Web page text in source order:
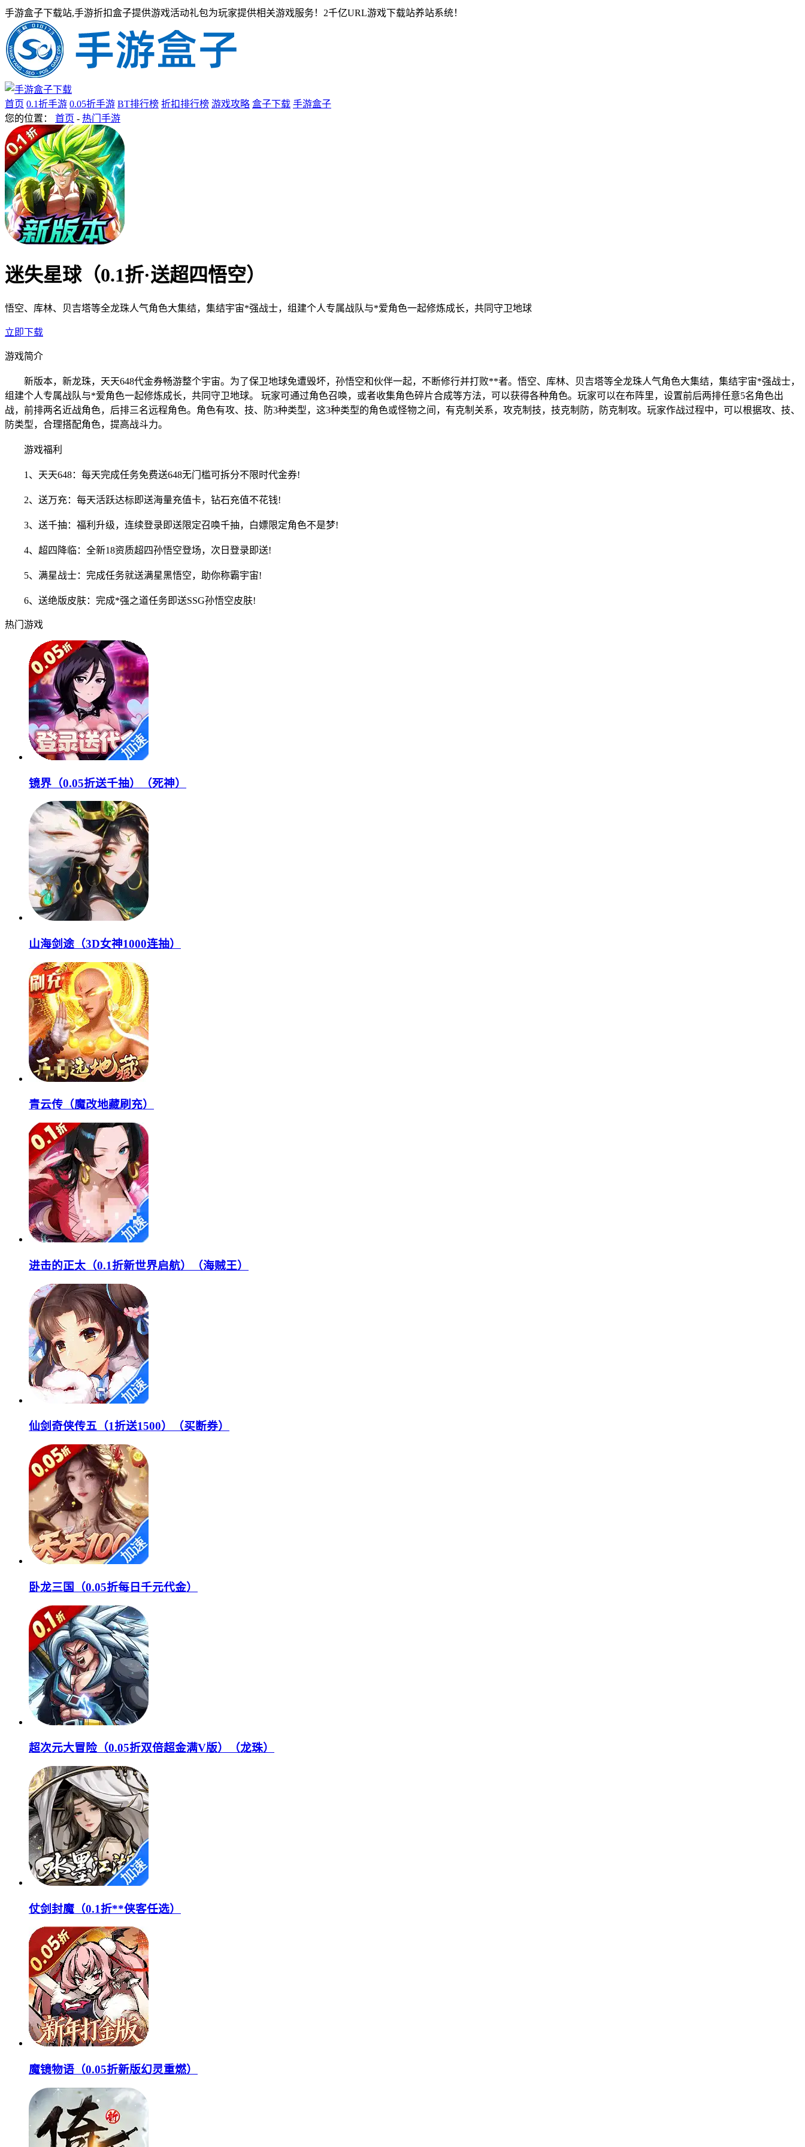
手游盒子下载站,手游折扣盒子提供游戏活动礼包为玩家提供相关游戏服务！2千亿URL游戏下载站养站系统！
首页 0.1折手游 0.05折手游 BT排行榜 折扣排行榜 游戏攻略 盒子下载 手游盒子
您的位置：
首页 - 热门手游
迷失星球（0.1折·送超四悟空）
悟空、库林、贝吉塔等全龙珠人气角色大集结，集结宇宙*强战士，组建个人专属战队与*爱角色一起修炼成长，共同守卫地球
立即下载
游戏简介
新版本，新龙珠，天天648代金券畅游整个宇宙。为了保卫地球免遭毁坏，孙悟空和伙伴一起，不断修行并打败**者。悟空、库林、贝吉塔等全龙珠人气角色大集结，集结宇宙*强战士，
组建个人专属战队与*爱角色一起修炼成长，共同守卫地球。 玩家可通过角色召唤，或者收集角色碎片合成等方法，可以获得各种角色。玩家可以在布阵里，设置前后两排任意5名角色出
战，前排两名近战角色，后排三名远程角色。角色有攻、技、防3种类型，这3种类型的角色或怪物之间，有克制关系，攻克制技，技克制防，防克制攻。玩家作战过程中，可以根据攻、技、
防类型，合理搭配角色，提高战斗力。
游戏福利
1、天天648：每天完成任务免费送648无门槛可拆分不限时代金券!
2、送万充： 每天活跃达标即送海量充值卡，钻石充值不花钱!
3、送千抽：福利升级，连续登录即送限定召唤千抽，白嫖限定角色不是梦!
4、超四降临：全新18资质超四孙悟空登场，次日登录即送!
5、满星战士：完成任务就送满星黑悟空，助你称霸宇宙!
6、送绝版皮肤：完成*强之道任务即送SSG孙悟空皮肤!
热门游戏
镜界（0.05折送千抽）（死神）
山海剑途（3D女神1000连抽）
青云传（魔改地藏刷充）
进击的正太（0.1折新世界启航）（海贼王）
仙剑奇侠传五（1折送1500）（买断券）
卧龙三国（0.05折每日千元代金）
超次元大冒险（0.05折双倍超金满V版）（龙珠）
仗剑封魔（0.1折**侠客任选）
魔镜物语（0.05折新版幻灵重燃）